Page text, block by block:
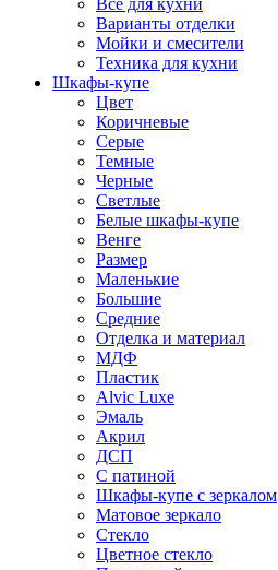
Все для кухни
Варианты отделки
Мойки и смесители
Техника для кухни
Шкафы-купе
Цвет
Коричневые
Серые
Темные
Черные
Светлые
Белые шкафы-купе
Венге
Размер
Маленькие
Большие
Средние
Отделка и материал
МДФ
Пластик
Alvic Luxe
Эмаль
Акрил
ДСП
С патиной
Шкафы-купе с зеркалом
Матовое зеркало
Стекло
Цветное стекло